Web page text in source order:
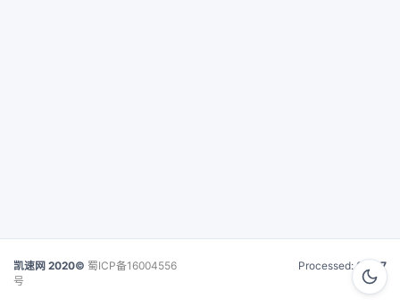
凯速网 2020© 蜀ICP备16004556
号
Processed:0.027